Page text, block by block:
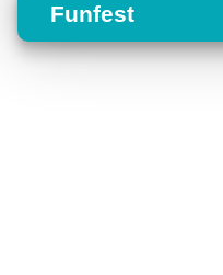
Funfest